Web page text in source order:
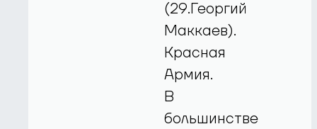
(29.Георгий
Маккаев).
Красная
Армия.
В
большинстве